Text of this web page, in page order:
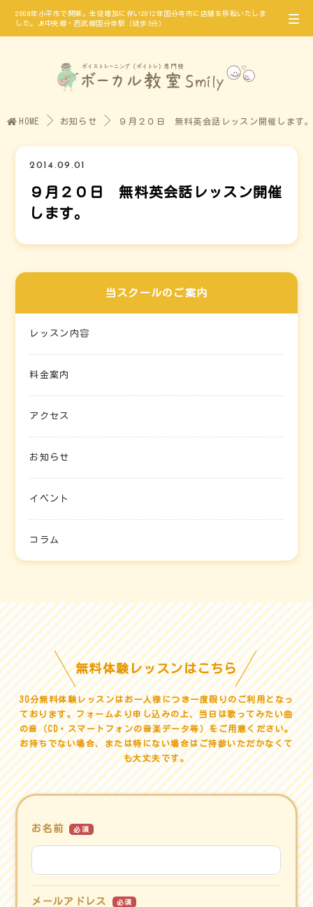
2008年小平市で開業。生徒増加に伴い2012年国分寺市に店舗を移転いたしま
した。JR中央線・西武線国分寺駅（徒歩3分）
HOME お知らせ ９月２０日 無料英会話レッスン開催します
2014.09.01
９月２０日 無料英会話レッスン開催
します。
当スクールのご案内
レッスン内容
料金案内
アクセス
お知らせ
イベント
コラム
無料体験レッスンはこちら
30分無料体験レッスンはお一人様につき一度限りのご利用となっ
ております。フォームより申し込みの上、当日は歌ってみたい曲
の音（CD・スマートフォンの音楽データ等）をご用意ください。
お持ちでない場合、または特にない場合はご持参いただかなくて
も大丈夫です。
お名前 必須
メールアドレス 必須